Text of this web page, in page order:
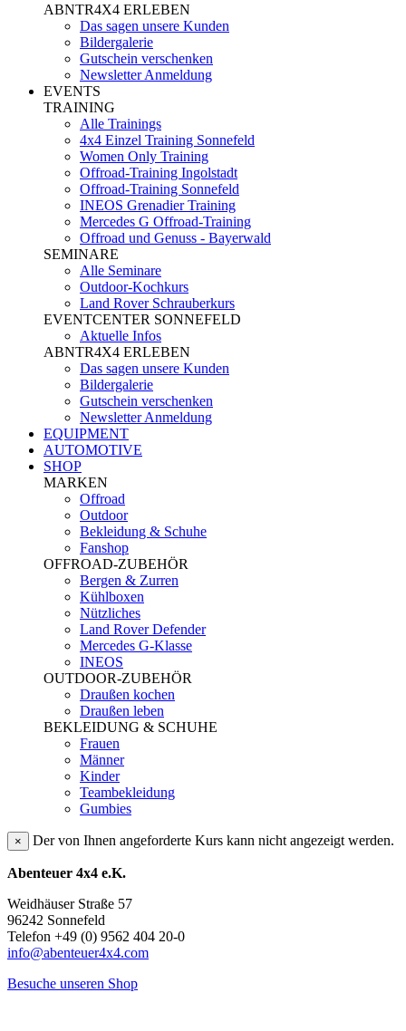
ABNTR4X4 ERLEBEN
Das sagen unsere Kunden
Bildergalerie
Gutschein verschenken
Newsletter Anmeldung
EVENTS
TRAINING
Alle Trainings
4x4 Einzel Training Sonnefeld
Women Only Training
Offroad-Training Ingolstadt
Offroad-Training Sonnefeld
INEOS Grenadier Training
Mercedes G Offroad-Training
Offroad und Genuss - Bayerwald
SEMINARE
Alle Seminare
Outdoor-Kochkurs
Land Rover Schrauberkurs
EVENTCENTER SONNEFELD
Aktuelle Infos
ABNTR4X4 ERLEBEN
Das sagen unsere Kunden
Bildergalerie
Gutschein verschenken
Newsletter Anmeldung
EQUIPMENT
AUTOMOTIVE
SHOP
MARKEN
Offroad
Outdoor
Bekleidung & Schuhe
Fanshop
OFFROAD-ZUBEHÖR
Bergen & Zurren
Kühlboxen
Nützliches
Land Rover Defender
Mercedes G-Klasse
INEOS
OUTDOOR-ZUBEHÖR
Draußen kochen
Draußen leben
BEKLEIDUNG & SCHUHE
Frauen
Männer
Kinder
Teambekleidung
Gumbies
× Der von Ihnen angeforderte Kurs kann nicht angezeigt werden.
Abenteuer 4x4 e.K.
Weidhäuser Straße 57
96242 Sonnefeld
Telefon +49 (0) 9562 404 20-0
info@abenteuer4x4.com
Besuche unseren Shop